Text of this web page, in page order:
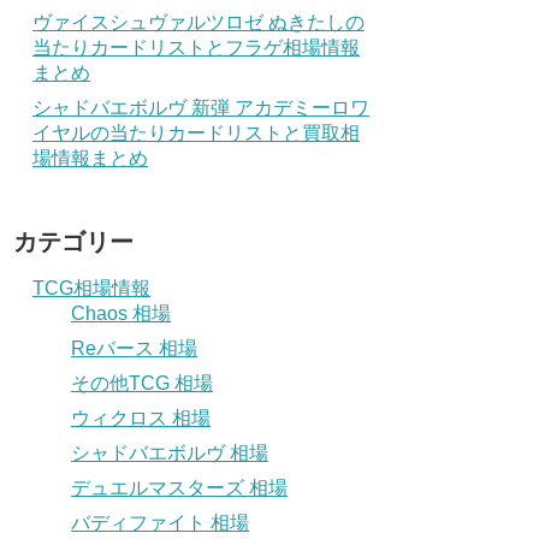
ヴァイスシュヴァルツロゼ ぬきたしの
当たりカードリストとフラゲ相場情報
まとめ
シャドバエボルヴ 新弾 アカデミーロワ
イヤルの当たりカードリストと買取相
場情報まとめ
カテゴリー
TCG相場情報
Chaos 相場
Reバース 相場
その他TCG 相場
ウィクロス 相場
シャドバエボルヴ 相場
デュエルマスターズ 相場
バディファイト 相場